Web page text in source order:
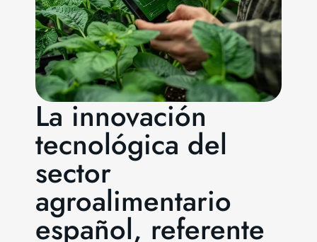
La innovación
tecnológica del
sector
agroalimentario
español, referente